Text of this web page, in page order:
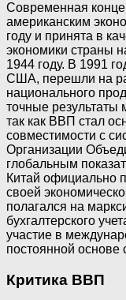
Современная
американским
году и принята в
экономики страны
1944 году. В 1991
США, перешли на
национального
точные результаты
так как ВВП стал
совместимости с
Организации
глобальным
Китай официально
своей
полагался на
бухгалтерского
участие в
постоянной основе
Критика ВВП